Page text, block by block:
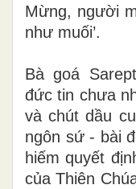
Mừng, người
như muối’.
Bà goá
đức tin chưa
và chút dầu
ngôn sứ - bài
hiếm quyết
của Thiên